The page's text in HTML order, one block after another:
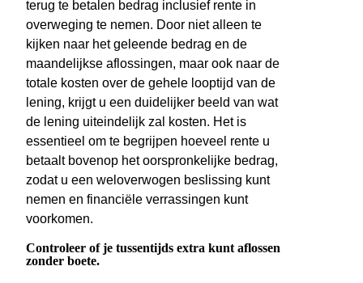
terug te betalen bedrag inclusief rente in
overweging te nemen. Door niet alleen te
kijken naar het geleende bedrag en de
maandelijkse aflossingen, maar ook naar de
totale kosten over de gehele looptijd van de
lening, krijgt u een duidelijker beeld van wat
de lening uiteindelijk zal kosten. Het is
essentieel om te begrijpen hoeveel rente u
betaalt bovenop het oorspronkelijke bedrag,
zodat u een weloverwogen beslissing kunt
nemen en financiële verrassingen kunt
voorkomen.
Controleer of je tussentijds extra kunt aflossen
zonder boete.